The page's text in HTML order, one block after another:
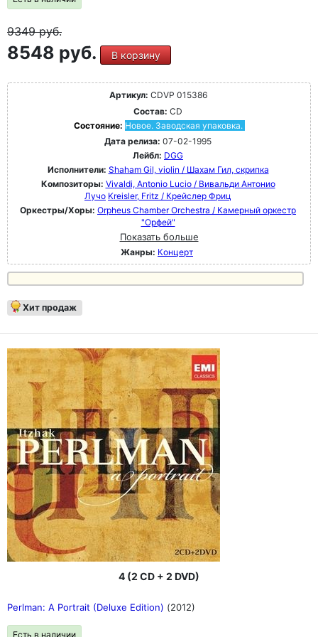
9349руб.
8548 руб. В корзину
Артикул: CDVP 015386
Состав: CD
Состояние: Новое. Заводская упаковка.
Дата релиза: 07-02-1995
Лейбл: DGG
Исполнители: Shaham Gil, violin / Шахам Гил, скрипка
Композиторы: Vivaldi, Antonio Lucio / Вивальди Антонио
Лучо Kreisler, Fritz / Крейслер Фриц
Оркестры/Хоры: Orpheus Chamber Orchestra / Камерный оркестр
"Орфей"
Показать больше
Жанры: Концерт
Хит продаж
4 (2 CD + 2 DVD)
Perlman: A Portrait (Deluxe Edition) (2012)
Есть в наличии